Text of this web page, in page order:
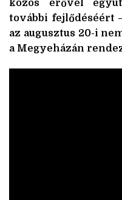
közös erővel
további fejlődéséért
az augusztus 20-i
a Megyeházán